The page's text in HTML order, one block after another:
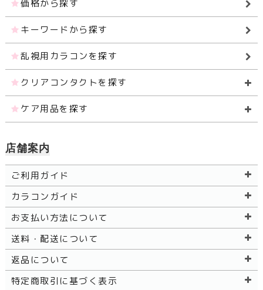
価格から探す
キーワードから探す
乱視用カラコンを探す
クリアコンタクトを探す
ケア用品を探す
店舗案内
ご利用ガイド
カラコンガイド
お支払い方法について
送料・配送について
返品について
特定商取引に基づく表示